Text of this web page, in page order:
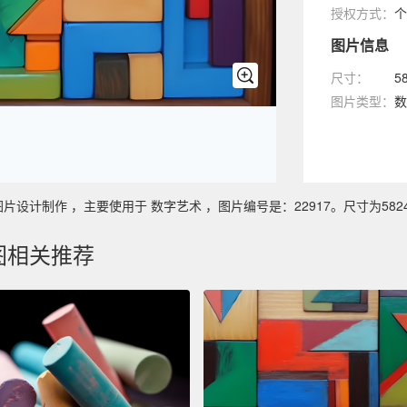
授权方式：
图片信息
尺寸：
图片类型：
设计制作 ，主要使用于 数字艺术 ，图片编号是：22917。尺寸为
关推荐